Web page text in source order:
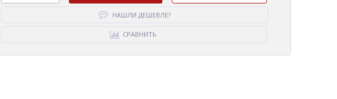
НАШЛИ ДЕШЕВЛЕ?
СРАВНИТЬ